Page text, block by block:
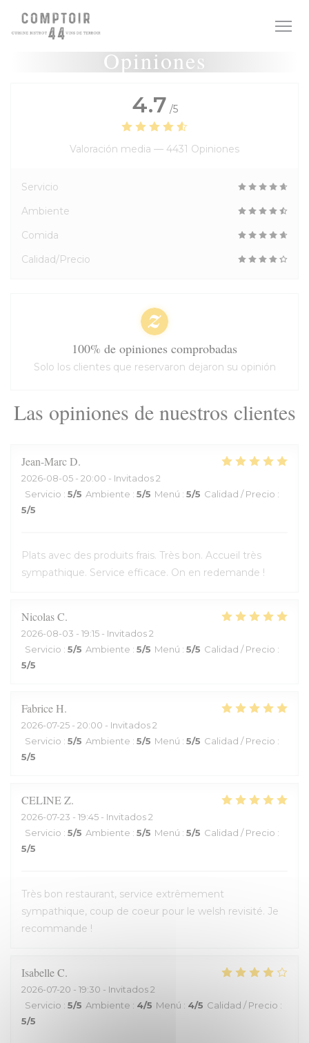
Personalización de sus opciones de cookies
Opiniones
Las opiniones de nuestros clientes
Jean-MarcD
2026-08-05 - 20:00 - Invitados 2
Servicio : 5/5 Ambiente : 5/5 Menú : 5/5 Calidad / Precio :
5/5
Plats avec des produits frais. Très bon. Accueil très
sympathique. Service efficace. On en redemande !
NicolasC
2026-08-03 - 19:15 - Invitados 2
Servicio : 5/5 Ambiente : 5/5 Menú : 5/5 Calidad / Precio :
5/5
FabriceH
2026-07-25 - 20:00 - Invitados 2
Servicio : 5/5 Ambiente : 5/5 Menú : 5/5 Calidad / Precio :
5/5
CELINEZ
2026-07-23 - 19:45 - Invitados 2
Servicio : 5/5 Ambiente : 5/5 Menú : 5/5 Calidad / Precio :
5/5
Très bon restaurant, service extrêmement
sympathique, coup de coeur pour le welsh revisité. Je
recommande !
IsabelleC
2026-07-20 - 19:30 - Invitados 2
Servicio : 5/5 Ambiente : 4/5 Menú : 4/5 Calidad / Precio :
5/5
4.7 /5
Valoración media — 4431 Opiniones
Servicio
Ambiente
Comida
Calidad/Precio
100% de opiniones comprobadas
Solo los clientes que reservaron dejaron su opinión